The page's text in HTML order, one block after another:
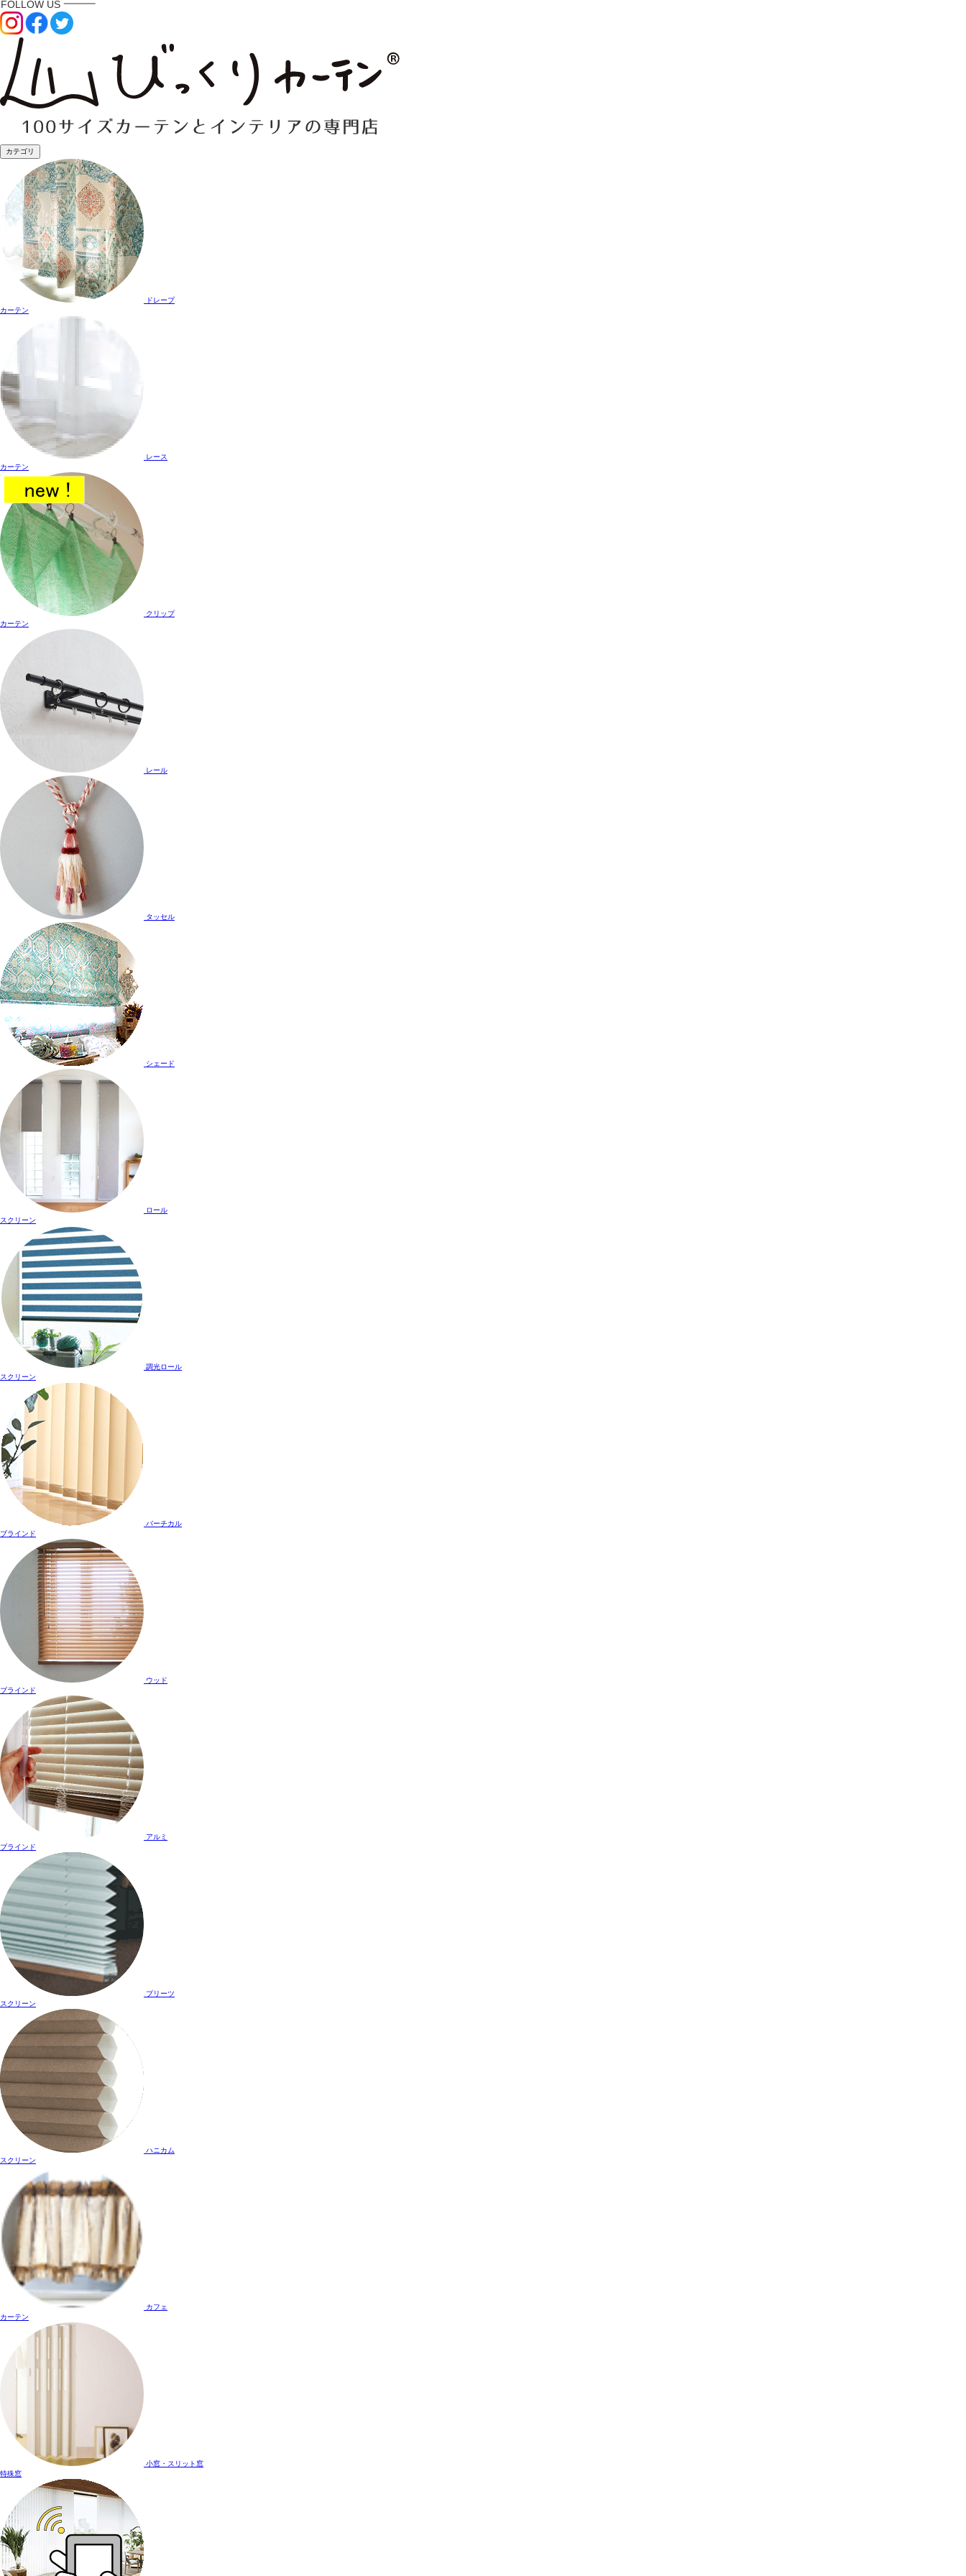
カテゴリ
ドレープ
カーテン
レース
カーテン
クリップ
カーテン
レール
タッセル
シェード
ロール
スクリーン
調光ロール
スクリーン
バーチカル
ブラインド
ウッド
ブラインド
アルミ
ブラインド
プリーツ
スクリーン
ハニカム
スクリーン
カフェ
カーテン
小窓・スリット窓
特殊窓